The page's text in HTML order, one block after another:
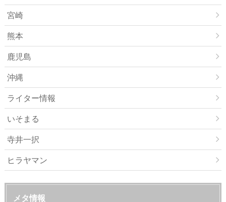
宮崎
熊本
鹿児島
沖縄
ライター情報
いそまる
寺井一択
ヒラヤマン
メタ情報